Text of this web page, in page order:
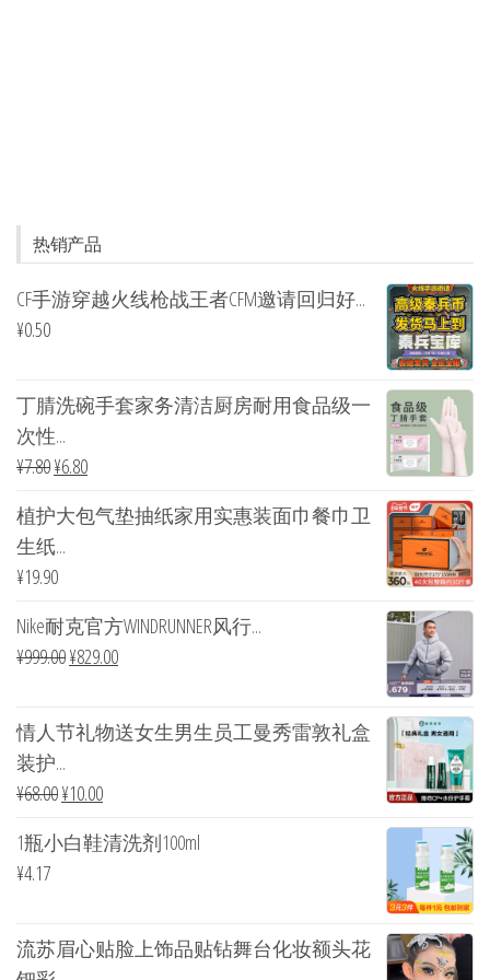
热销产品
CF手游穿越火线枪战王者CFM邀请回归好...
¥0.50
丁腈洗碗手套家务清洁厨房耐用食品级一
次性...
¥7.80¥6.80
植护大包气垫抽纸家用实惠装面巾餐巾卫
生纸...
¥19.90
Nike耐克官方WINDRUNNER风行...
¥999.00¥829.00
情人节礼物送女生男生员工曼秀雷敦礼盒
装护...
¥68.00¥10.00
1瓶小白鞋清洗剂100ml
¥4.17
流苏眉心贴脸上饰品贴钻舞台化妆额头花